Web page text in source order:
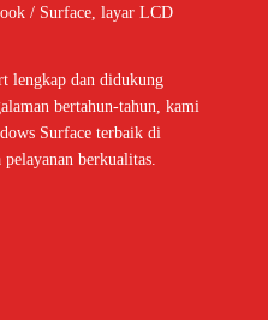
/ Surface, layar LCD
lengkap dan didukung
bertahun-tahun, kami
Surface terbaik di
berkualitas.